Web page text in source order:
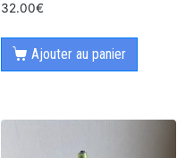
32.00€
Ajouter au panier